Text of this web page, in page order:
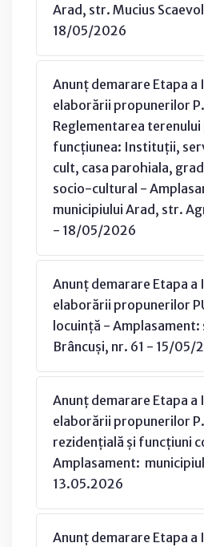
Arad, str. Mucius
18/05/2026
Anunț demarare Etapa
elaborării propunerilor
Reglementarea
funcțiunea: Instituții,
cult, casa parohiala,
socio-cultural -
municipiului Arad, str.
- 18/05/2026
Anunț demarare Etapa
elaborării propunerilor
locuință -
Brâncuși, nr. 61 - 15/05/
Anunț demarare Etapa
elaborării propunerilor
rezidențială și funcțiuni
Amplasament:
13.05.2026
Anunț demarare Etapa